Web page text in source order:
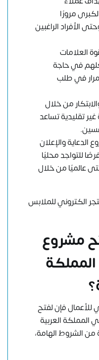
مرورًا
الأفراد الراغبين
العلامات
في حاجة
في طلب
من خلال
تقليدية تساعد
والإعلان
للتواجد محليًا
عالميًا من خلال
الكتروني للملابس
مشروع
للأعمال فإن لفتح
المملكة العربية
الشروط الهامة،